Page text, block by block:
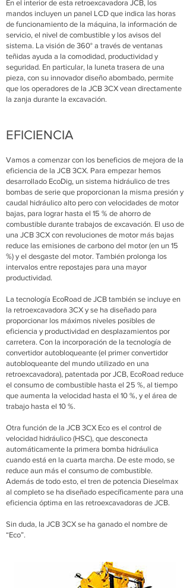
En el interior de esta retroexcavadora JCB, los
mandos incluyen un panel LCD que indica las horas
de funcionamiento de la máquina, la información de
servicio, el nivel de combustible y los avisos del
sistema. La visión de 360° a través de ventanas
teñidas ayuda a la comodidad, productividad y
seguridad. En particular, la luneta trasera de una
pieza, con su innovador diseño abombado, permite
que los operadores de la JCB 3CX vean directamente
la zanja durante la excavación.
EFICIENCIA
Vamos a comenzar con los beneficios de mejora de la
eficiencia de la JCB 3CX. Para empezar hemos
desarrollado EcoDig, un sistema hidráulico de tres
bombas de serie que proporcionan la misma presión y
caudal hidráulico alto pero con velocidades de motor
bajas, para lograr hasta el 15 % de ahorro de
combustible durante trabajos de excavación. El uso de
una JCB 3CX con revoluciones de motor más bajas
reduce las emisiones de carbono del motor (en un 15
%) y el desgaste del motor. También prolonga los
intervalos entre repostajes para una mayor
productividad.
La tecnología EcoRoad de JCB también se incluye en
la retroexcavadora 3CX y se ha diseñado para
proporcionar los máximos niveles posibles de
eficiencia y productividad en desplazamientos por
carretera. Con la incorporación de la tecnología de
convertidor autobloqueante (el primer convertidor
autobloqueante del mundo utilizado en una
retroexcavadora), patentada por JCB, EcoRoad reduce
el consumo de combustible hasta el 25 %, al tiempo
que aumenta la velocidad hasta el 10 %, y el área de
trabajo hasta el 10 %.
Otra función de la JCB 3CX Eco es el control de
velocidad hidráulico (HSC), que desconecta
automáticamente la primera bomba hidráulica
cuando está en la cuarta marcha. De este modo, se
reduce aun más el consumo de combustible.
Además de todo esto, el tren de potencia Dieselmax
al completo se ha diseñado específicamente para una
eficiencia óptima en las retroexcavadoras de JCB.
Sin duda, la JCB 3CX se ha ganado el nombre de
“Eco”.